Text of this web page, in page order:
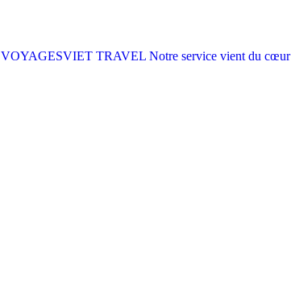
VOYAGESVIET TRAVEL Notre service vient du cœur